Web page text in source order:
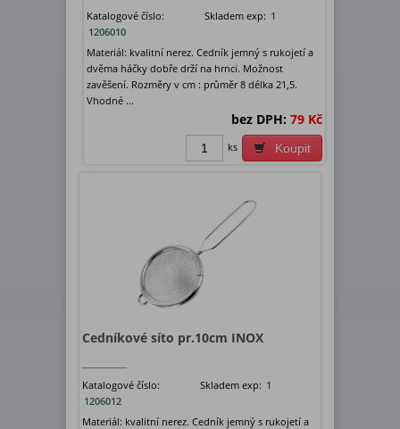
Katalogové číslo:
1206010
Skladem exp: 1
Materiál: kvalitní nerez. Cedník jemný s rukojetí a
dvěma háčky dobře drží na hrnci. Možnost
zavěšení. Rozměry v cm : průměr 8 délka 21,5.
Vhodné ...
bez DPH: 79 Kč
Koupit
ks
Cedníkové síto pr.10cm INOX
Katalogové číslo:
1206012
Skladem exp: 1
Materiál: kvalitní nerez. Cedník jemný s rukojetí a